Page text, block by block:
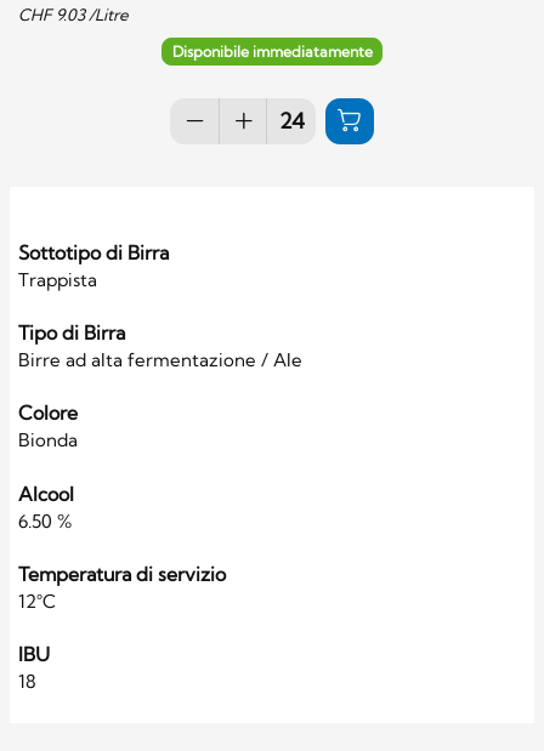
CHF 9.03/Litre
Disponibile immediatamente
Sottotipo di Birra
Trappista
Tipo di Birra
Birre ad alta fermentazione / Ale
Colore
Bionda
Alcool
6.50 %
Temperatura di servizio
12°C
IBU
18